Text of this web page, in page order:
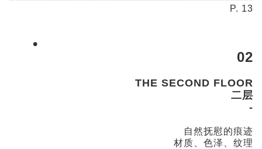
P. 13
•
02
THE SECOND FLOOR
二层
-
自然抚慰的痕迹
材质、色泽、纹理